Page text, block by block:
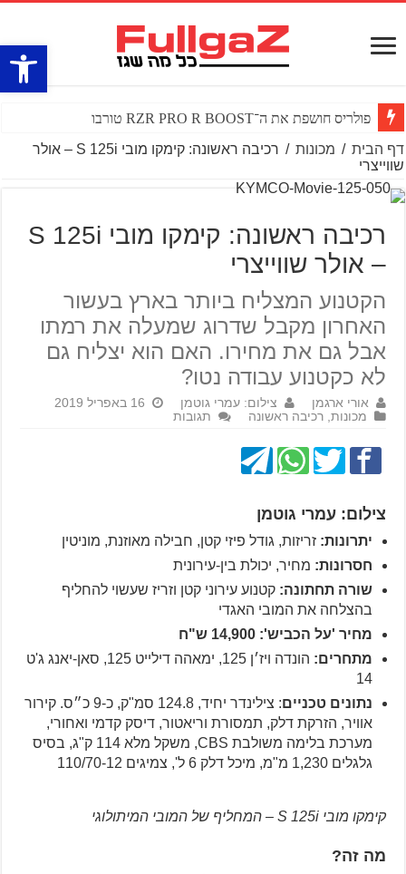
פתח
פולריס חושפת את ה־RZR PRO R BOOST טורבו
דף הבית / מכונות /
רכיבה ראשונה: קימקו מובי S 125i – אולר
שווייצרי
רכיבה ראשונה: קימקו מובי S 125i
– אולר שווייצרי
הקטנוע המצליח ביותר בארץ בעשור
האחרון מקבל שדרוג שמעלה את רמתו
אבל גם את מחירו. האם הוא יצליח גם
לא כקטנוע עבודה נטו?
אורי ארגמן צילום: עמרי גוטמן
16 באפריל 2019
מכונות ,רכיבה ראשונה תגובות
צילום: עמרי גוטמן
יתרונות: זריזות, גודל פיזי קטן, חבילה מאוזנת, מוניטין
חסרונות: מחיר, יכולת בין-עירונית
שורה תחתונה: קטנוע עירוני קטן וזריז שעשוי להחליף
בהצלחה את המובי האגדי
מחיר 'על הכביש': 14,900 ש"ח
מתחרים:
הונדה ויז׳ן 125, ימאהה דילייט 125, סאן-יאנג ג'ט
14
נתונים טכניים
: צילינדר יחיד, 124.8 סמ"ק, כ-9 כ״ס. קירור
אוויר, הזרקת דלק, תמסורת וריאטור, דיסק קדמי ואחורי,
מערכת בלימה משולבת CBS, משקל מלא 114 ק"ג, בסיס
גלגלים 1,230 מ"מ, מיכל דלק 6 ל', צמיגים 110/70-12
קימקו מובי S 125i – המחליף של המובי המיתולוגי
מה זה?